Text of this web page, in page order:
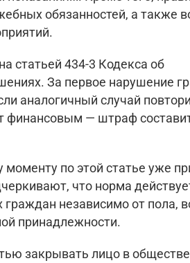
обязанностей, а также
статьей 434-3 Кодекса об
За первое нарушение
аналогичный случай
финансовым — штраф
по этой статье уже
что норма
граждан независимо от пола,
принадлежности.
закрывать лицо в